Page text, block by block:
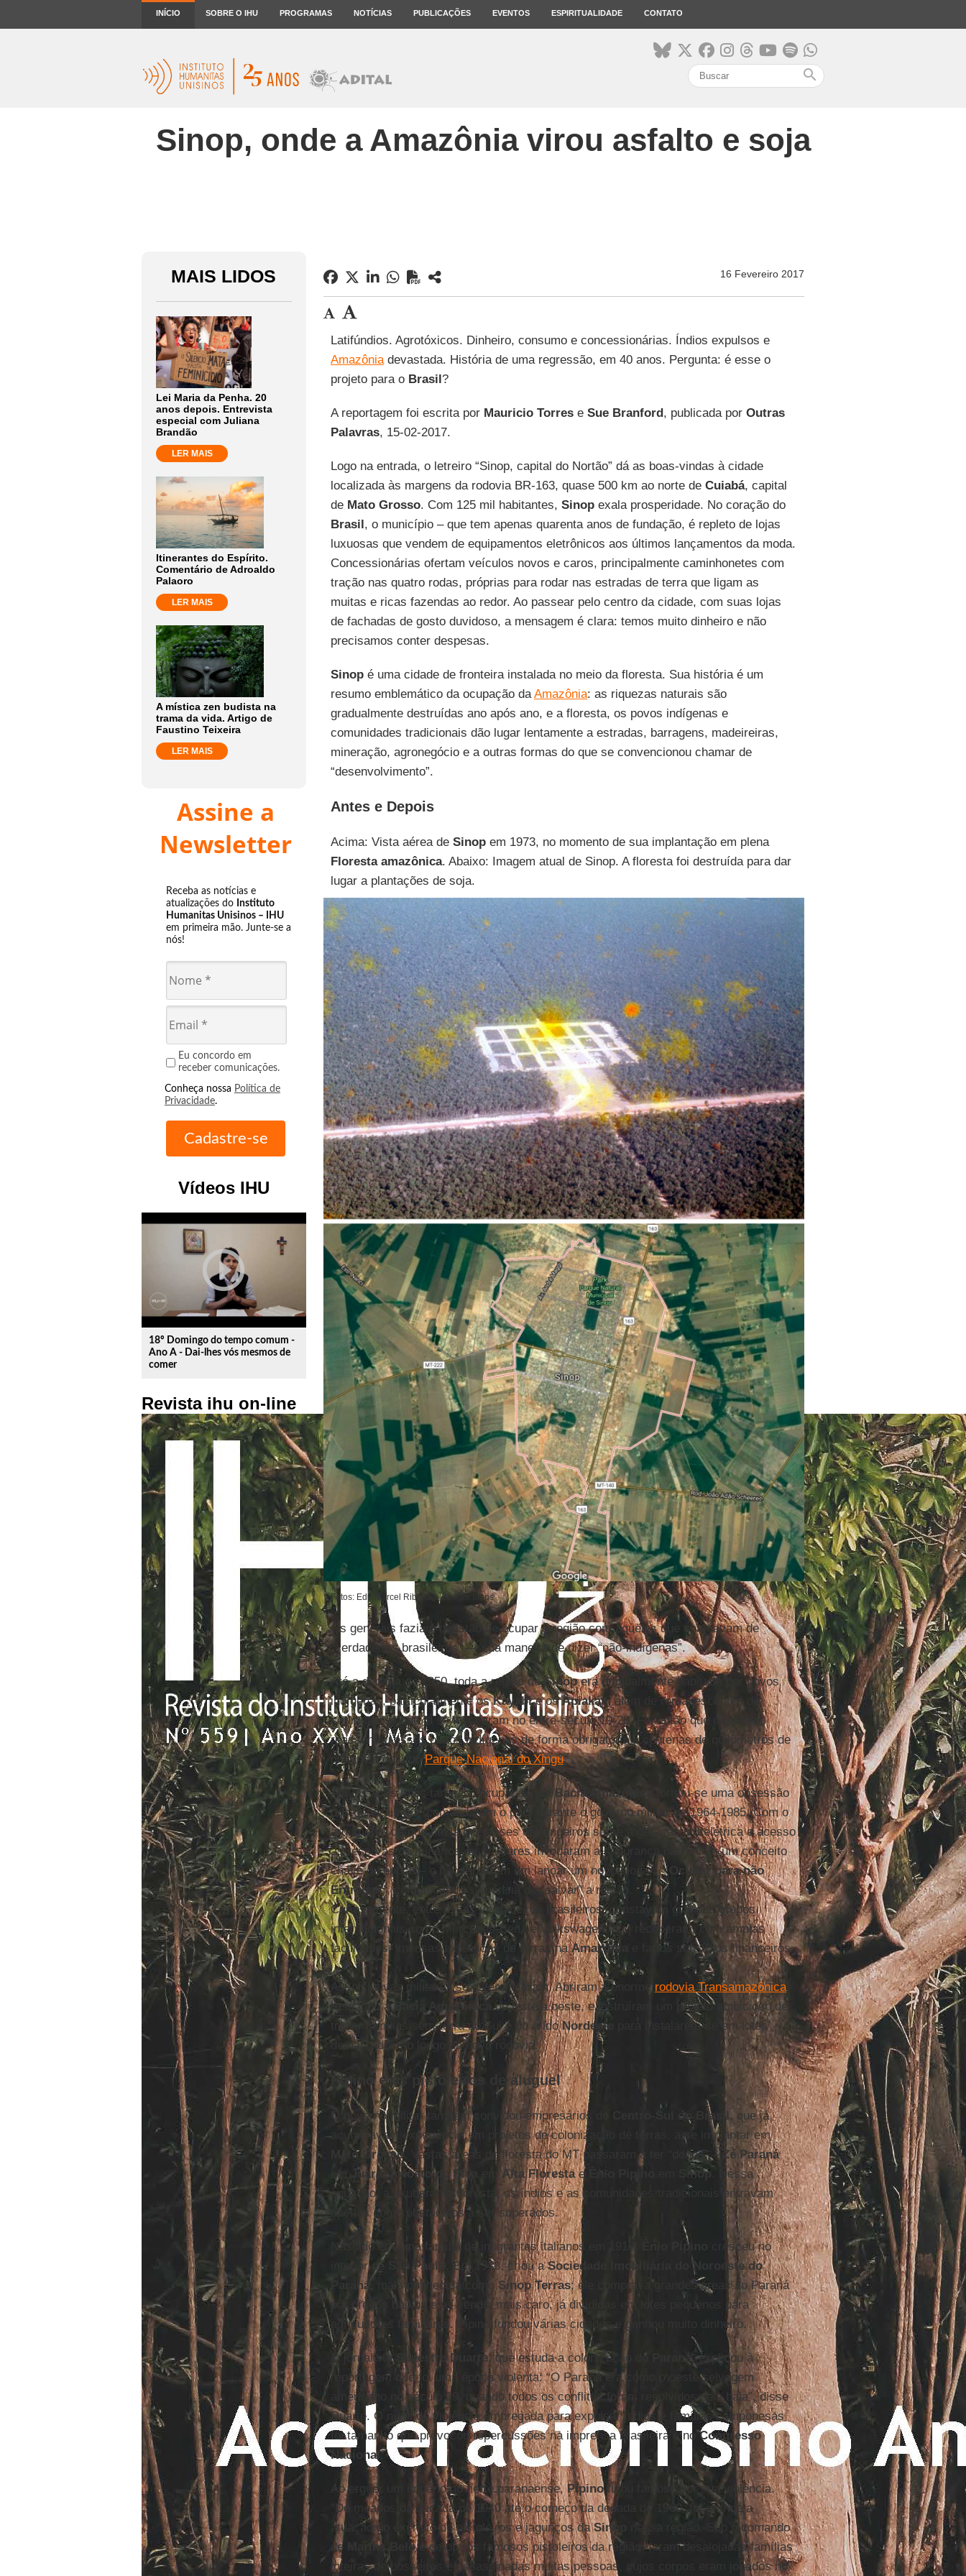
INÍCIO SOBRE O IHU PROGRAMAS NOTÍCIAS PUBLICAÇÕES EVENTOS ESPIRITUALIDADE CONTATO
search
Sinop, onde a Amazônia virou asfalto e soja
MAIS LIDOS
Lei Maria da Penha. 20
anos depois. Entrevista
especial com Juliana
Brandão
LER MAIS
Itinerantes do Espírito.
Comentário de Adroaldo
Palaoro
LER MAIS
A mística zen budista na
trama da vida. Artigo de
Faustino Teixeira
LER MAIS
Assine a
Newsletter
Receba as notícias e
atualizações do Instituto
Humanitas Unisinos – IHU
em primeira mão. Junte-se a
nós!
Eu concordo em
receber comunicações.
Conheça nossa Política de
Privacidade.
Vídeos IHU
play_circle_outline
18º Domingo do tempo comum -
Ano A - Dai-lhes vós mesmos de
comer
Revista ihu on-line
16 Fevereiro 2017
Latifúndios. Agrotóxicos. Dinheiro, consumo e concessionárias. Índios expulsos e
Amazôniadevastada. História de uma regressão, em 40 anos. Pergunta: é esse o
projeto para o Brasil?
A reportagem foi escrita por Mauricio Torrese Sue Branford, publicada por Outras
Palavras, 15-02-2017.
Logo na entrada, o letreiro “Sinop, capital do Nortão” dá as boas-vindas à cidade
localizada às margens da rodovia BR-163, quase 500 km ao norte de Cuiabá, capital
de Mato Grosso. Com 125 mil habitantes, Sinopexala prosperidade. No coração do
Brasil, o município – que tem apenas quarenta anos de fundação, é repleto de lojas
luxuosas que vendem de equipamentos eletrônicos aos últimos lançamentos da moda.
Concessionárias ofertam veículos novos e caros, principalmente caminhonetes com
tração nas quatro rodas, próprias para rodar nas estradas de terra que ligam as
muitas e ricas fazendas ao redor. Ao passear pelo centro da cidade, com suas lojas
de fachadas de gosto duvidoso, a mensagem é clara: temos muito dinheiro e não
precisamos conter despesas.
Sinopé uma cidade de fronteira instalada no meio da floresta. Sua história é um
resumo emblemático da ocupação daAmazônia: as riquezas naturais são
gradualmente destruídas ano após ano, e a floresta, os povos indígenas e
comunidades tradicionais dão lugar lentamente a estradas, barragens, madeireiras,
mineração, agronegócio e a outras formas do que se convencionou chamar de
“desenvolvimento”.
Antes e Depois
Acima: Vista aérea de Sinopem 1973, no momento de sua implantação em plena
Floresta amazônica. Abaixo: Imagem atual de Sinop. A floresta foi destruída para dar
lugar a plantações de soja.
Fotos: Edu Marcel Ribeiro e Google Maps
Os generais faziam questão de ocupar a região com aqueles que chamavam de
“verdadeiros brasileiros” — sua maneira de dizer “não-indígenas”.
Até a década de 1950, toda a região de Sinopera originalmente habitada por povos
indígenas, particularmente osKayabie osApiakás, além de remanescentes de
seringueiros que lá se instalaram no entre-século 19-20. Foi então que o governo
reassentou esses povos indígenas de forma obrigatória a centenas de quilômetros de
distância dali, noParque Nacional do Xingu.
Alguns anos mais tarde, a “ocupação” daBacia Amazônica
tornou-se uma obsessão
dos generais que comandaram o país durante o governo militar de 1964-1985. Com o
argumento de que havia interesses estrangeiros sobre a geração hidrelétrica e acesso
às reservas de minérios, os militares invocaram a segurança nacional – um conceito
chave da época – e não tardaram em lançar um novo slogan,“Ocupar para não
Entregar”, comunicando sua ânsia de “salvar” a região.
Curiosamente, entre esses verdadeiros brasileiros, constavam grandes grupos
internacionais como Mercedes-Benz e Volkswagen, que receberam, com amplas
facilidades, imensas extensões de terras naAmazônia e fartos subsídios financeiros.
As iniciativas militares se diversificaram. Abriram a enorme rodovia Transamazônica,
rasgando aBacia Amazônica
de leste a oeste, e instruíram um projeto ambicioso de
trazer famílias sem-terra do Sul e do áridoNordeste
para instalarem-se em lotes
demarcados ao longo da nova rodovia.
Pipino e os pistoleiros de aluguel
O governo militar também convidou empresários do Centro-Sul do Brasil , que já
acumulavam experiência em projetos de colonização de terras, a se implantar em
Mato Grosso. Vastas áreas de floresta do MT passaram a ter “donos” – Zé Paraná
em
Juara Ariosto da Riva Alta Florestae Ênio Pipino Sinop
. Nessa
equação, a exuberante floresta, os índios e as comunidades tradicionais entravam
apenas como obstáculos a ser superados.
Nascido em uma família de imigrantes italianos em 1917, Ênio Pipino
cresceu no
interior de
São Paulo . Em 1948, criou aSociedade Imobiliária do Noroeste do
Paraná,
mais conhecida como Sinop Terras; ele comprava grandes áreas no Paraná
por preços baixos e as vendia mais caro, já divididas em lotes pequenos para
agricultores familiares. Pipino fundou várias cidades e ganhou muito dinheiro.
O jornalista Silvestre Duarte, que estuda a colonização do Paraná , explicou à
reportagem que foi uma época violenta: “O Paraná era como o oeste selvagem
americano no século 19, quando todos os conflitos foram resolvidos pela bala”, disse
Duarte. O nível de violência empregada para expulsar índios e famílias camponesas
foi tamanho que provocou repercussões na imprensa brasileira e noCongresso
Nacional.
Ao erguer um império no norte paranaense,Pipinoficou famoso por sua violência.
“De meados da década de 1940 até o começo da década de 1960, foi grande a
atuação do exército de pistoleiros e jagunços daSinop
nessa região. Sob o comando
de
Marins Beloe de outros famosos pistoleiros da região, foram desalojadas famílias
inteiras de posseiros e assassinadas muitas pessoas, cujos corpos eram jogados no